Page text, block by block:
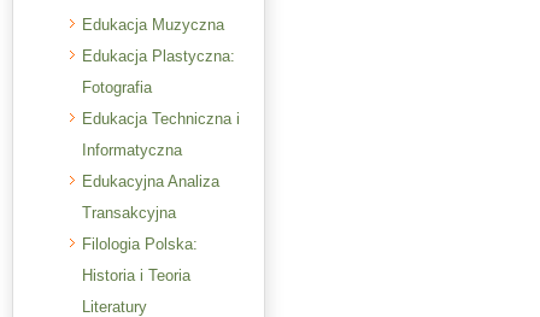
Edukacja Muzyczna
Edukacja Plastyczna:
Fotografia
Edukacja Techniczna i
Informatyczna
Edukacyjna Analiza
Transakcyjna
Filologia Polska:
Historia i Teoria
Literatury